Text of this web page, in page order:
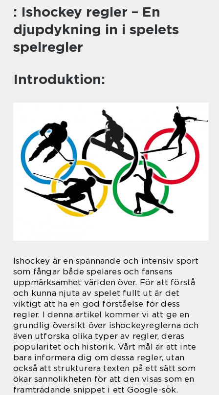
: Ishockey regler – En
djupdykning in i spelets
spelregler
Introduktion:
Ishockey är en spännande och intensiv sport
som fångar både spelares och fansens
uppmärksamhet världen över. För att förstå
och kunna njuta av spelet fullt ut är det
viktigt att ha en god förståelse för dess
regler. I denna artikel kommer vi att ge en
grundlig översikt över ishockeyreglerna och
även utforska olika typer av regler, deras
popularitet och historik. Vårt mål är att inte
bara informera dig om dessa regler, utan
också att strukturera texten på ett sätt som
ökar sannolikheten för att den visas som en
framträdande snippet i ett Google-sök.